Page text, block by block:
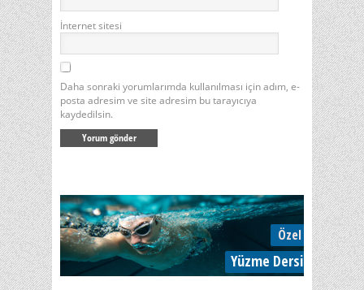
İnternet sitesi
Daha sonraki yorumlarımda kullanılması için adım, e-
posta adresim ve site adresim bu tarayıcıya
kaydedilsin.